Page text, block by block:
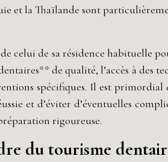
et la Thaïlande sont
celui de sa résidence habituelle
de qualité, l’accès à des
spécifiques. Il est
et d’éviter d’éventuelles
rigoureuse.
du tourisme